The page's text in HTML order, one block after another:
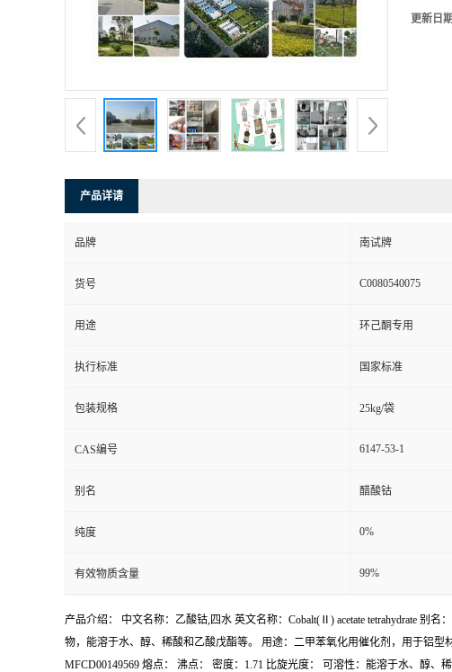
更新日期
产品详请
品牌 南试牌
货号 C0080540075
用途 环己酮专用
执行标准 国家标准
包装规格 25kg/袋
CAS编号 6147-53-1
别名 醋酸钴
纯度 0%
有效物质含量 99%
产品介绍： 中文名称：乙酸钴,四水 英文名称：Cobalt(Ⅱ) acetate tetrahydrate 别
物，能溶于水、醇、稀酸和乙酸戊酯等。 用途：二甲苯氧化用催化剂，用于铝型
MFCD00149569 熔点： 沸点： 密度：1.71 比旋光度： 可溶性：能溶于水、醇、